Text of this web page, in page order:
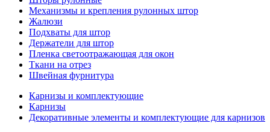
Механизмы и крепления рулонных штор
Жалюзи
Подхваты для штор
Держатели для штор
Пленка светоотражающая для окон
Ткани на отрез
Швейная фурнитура
Карнизы и комплектующие
Карнизы
Декоративные элементы и комплектующие для карнизов